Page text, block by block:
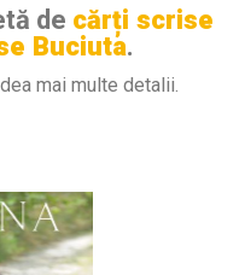
de cărți scrise
Buciuta.
mai multe detalii.